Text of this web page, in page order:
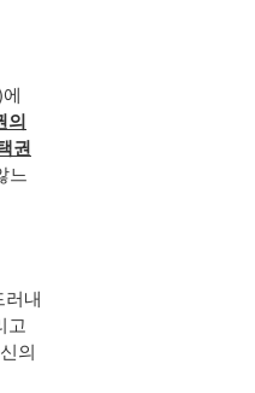
의
권
느
내
고
의